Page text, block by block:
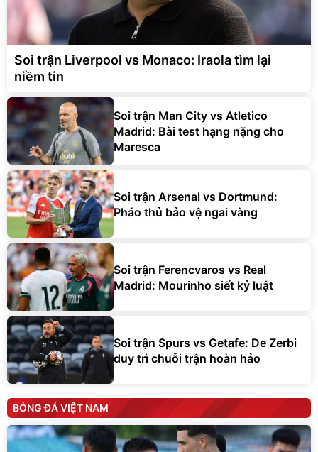
Soi trận Liverpool vs Monaco: Iraola tìm lại
niềm tin
Soi trận Man City vs Atletico
Madrid: Bài test hạng nặng cho
Maresca
Soi trận Arsenal vs Dortmund:
Pháo thủ bảo vệ ngai vàng
Soi trận Ferencvaros vs Real
Madrid: Mourinho siết kỷ luật
Soi trận Spurs vs Getafe: De Zerbi
duy trì chuỗi trận hoàn hảo
BÓNG ĐÁ VIỆT NAM